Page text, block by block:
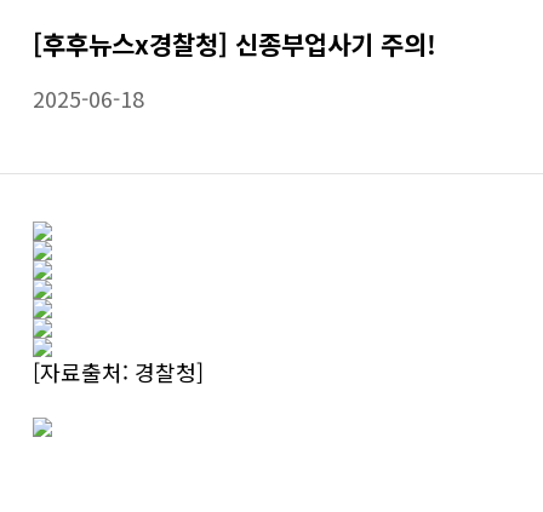
[후후뉴스x경찰청] 신종부업사기 주의!
2025-06-18
[자료출처: 경찰청]